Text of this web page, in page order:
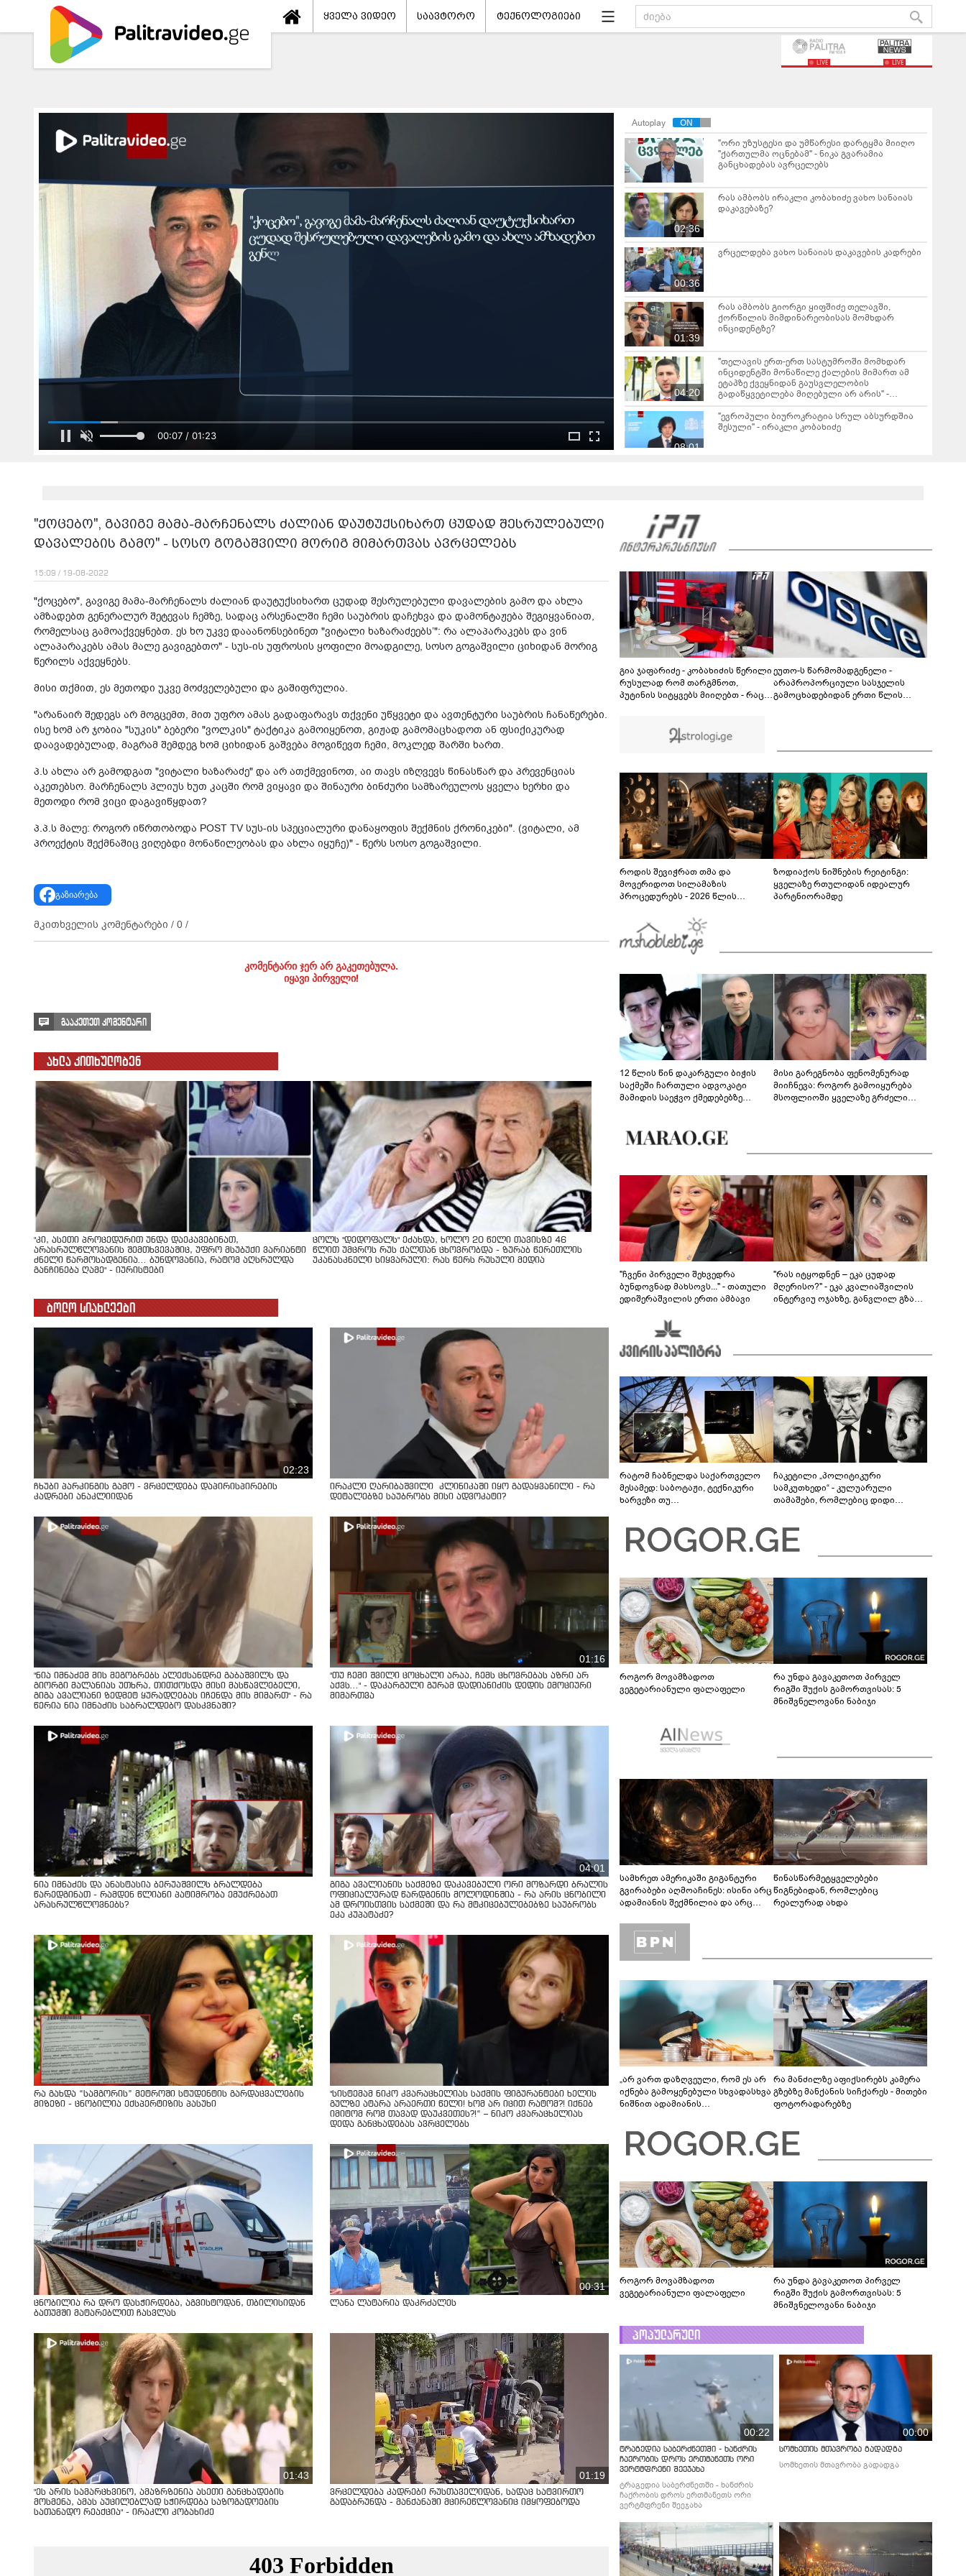
ყველა ვიდეო საავტორო ტექნოლოგიები
LIVE LIVE
00:09 / 01:23
Autoplay
"ორი უზუსტესი და უმწარესი დარტყმა მიიღო
"ქართულმა ოცნებამ" - ნიკა გვარამია
განცხადებას ავრცელებს
02:36
რას ამბობს ირაკლი კობახიძე ვახო სანაიას
დაკავებაზე?
00:36
ვრცელდება ვახო სანაიას დაკავების კადრები
01:39
რას ამბობს გიორგი ყიფშიძე თელავში,
ქორწილის მიმდინარეობისას მომხდარ
ინციდენტზე?
04:20
"თელავის ერთ-ერთ სასტუმროში მომხდარ
ინციდენტში მონაწილე ქალების მიმართ ამ
ეტაპზე ქვეყნიდან გაუსვლელობის
გადაწყვეტილება მიღებული არ არის" -
პროკურორი
08:01
"ევროპული ბიუროკრატია სრულ აბსურდშია
შესული" - ირაკლი კობახიძე
მიცემულია 28 პირი - რა დეტალები ხდება
"თელავში მშენებლობის ნებართვები
ნამდვილად არასწორად იყო გაცემული
რამდენიმე კომერციულ ობიექტზე" - ირაკლი
კობახიძე
08:58
ირაკლი კობახიძის ბრიფინგი - "არსებობს
ცნობილი გამონათქვამი - რასაც პეტრე ამბობს
პავლეზე, პეტრეზე მეტს ამბობს, ვიდრე
პავლეზე"
"ქოცებო", გავიგე მამა-მარჩენალს ძალიან დაუტუქსიხართ ცუდად შესრულებული
დავალების გამო" - სოსო გოგაშვილი მორიგ მიმართვას ავრცელებს
15:09 / 19-08-2022
"ქოცებო", გავიგე მამა-მარჩენალს ძალიან დაუტუქსიხართ ცუდად შესრულებული დავალების გამო და ახლა
ამზადებთ გენერალურ შეტევას ჩემზე, სადაც არსენალში ჩემი საუბრის დაჩეხვა და დამონტაჟება შეგიყვანიათ,
რომელსაც გამოაქვეყნებთ. ეს ხო უკვე დააანონსებინეთ "ვიტალი ხაზარაძეებს’": რა ალაპარაკებს და ვინ
ალაპარაკებს ამას მალე გავიგებთო" - სუს-ის უფროსის ყოფილი მოადგილე, სოსო გოგაშვილი ციხიდან მორიგ
წერილს აქვეყნებს.
მისი თქმით, ეს მეთოდი უკვე მოძველებული და გაშიფრულია.
"არანაირ შედეგს არ მოგცემთ, მით უფრო ამას გადაფარავს თქვენი უწყვეტი და ავთენტური საუბრის ჩანაწერები.
ისე ხომ არ ჯობია "სუკის" ბებერი "ვოლკის" ტაქტიკა გამოიყენოთ, გიჟად გამომაცხადოთ ან ფსიქიკურად
დაავადებულად, მაგრამ შემდეგ ხომ ციხიდან გაშვება მოგიწევთ ჩემი, მოკლედ შარში ხართ.
პ.ს ახლა არ გამოდგათ "ვიტალი ხაზარაძე" და არ ათქმევინოთ, აი თავს იზღვევს წინასწარ და პრევენციას
აკეთებსო. მარჩენალს პლიუს ხუთ კაცში რომ ვიყავი და შინაური ბინძური სამზარეულოს ყველა ხერხი და
მეთოდი რომ ვიცი დაგავიწყდათ?
პ.პ.ს მალე: როგორ იწრთობოდა POST TV სუს-ის სპეციალური დანაყოფის შექმნის ქრონიკები". (ვიტალი, ამ
პროექტის შექმნაშიც ვიღებდი მონაწილეობას და ახლა იყუჩე)" - წერს სოსო გოგაშვილი.
გაზიარება
მკითხველის კომენტარები / 0 /
კომენტარი ჯერ არ გაკეთებულა.
იყავი პირველი!
გააკეთეთ კომენტარი
ახლა კითხულობენ
"კი, ასეთი პროცედურით უნდა დაეკავებინათ,
არასრულწლოვანის შემთხვევაშიც, უფრო მსუბუქი ვარიანტი
ძნელი წარმოსადგენია... ბუნდოვანია, რატომ აღსრულდა
განჩინება ღამე" - იურისტები
ცოლს "დედოფალს" ეძახდა, ხოლო 20 წელი თავისზე 46
წლით უმცროს რუს ქალთან ცხოვრობდა - ზურაბ წერეთლის
უკანასკნელი სიყვარული: რას წერს რუსული მედია
ბოლო სიახლეები
02:23
ჩხუბი პარკინგის გამო - ვრცელდება დაპირისპირების
კადრები ანაკლიიდან
ირაკლი ღარიბაშვილი კლინიკაში იყო გადაყვანილი - რა
დეტალებზე საუბრობს მისი ადვოკატი?
"ნია იმნაძემ მის მეგობრებს ალექსანდრე გაბაშვილს და
გიორგი მალანიას უთხრა, თითქოსდა მისი მასწავლებელი,
გიგა ავალიანი ზედმეტ ყურადღებას იჩენდა მის მიმართ" - რა
წერია ნია იმნაძის საბრალდებო დასკვნაში?
01:16
"თუ ჩემი შვილი ცოცხალი არაა, ჩემს ცხოვრებას აზრი არ
აქვს..." - დაკარგული გურამ დადიანიძის დედის ემოციური
მიმართვა
ნია იმნაძეს და ანასტასია ბერუაშვილს ბრალდება
წარედგინათ - რამდენ წლიანი პატიმრობა ემუქრებათ
არასრულწლოვნებს?
04:01
გიგა ავალიანის საქმეზე დაკავებული ორი მოზარდი ბრალის
ოფიციალურად წარდგენის მოლოდინშია - რა არის ცნობილი
ამ დროისთვის საქმეში და რა მტკიცებულებებზე საუბრობს
ეკა კუპატაძე?
რა გახდა “სამგორის” მეტროში სტუდენტის გარდაცვალების
მიზეზი - ცნობილია ექსპერტიზის პასუხი
"სისტემამ ნიკო კვარაცხელიას საქმის ფიგურანტები ხელის
გულზე ატარა არაერთი წელი! ხომ არ იცით რატომ?! იქნებ
იმიტომ რომ თავად დაუკვეთეს?!“ – ნიკო კვარაცხელიას
დედა განცხადებას ავრცელებს
ცნობილია რა დრო დასჭირდება, აგვისტოდან, თბილისიდან
ბათუმში მატარებლით ჩასვლას
00:31
ლანა ლატარია დაკრძალეს
01:43
"ეს არის სამარცხვინო, ამაზრზენია ასეთი განცხადების
მოსმენა, ამას აუცილებლად სჭირდება საზოგადოების
სათანადო რეაქცია" - ირაკლი კობახიძე
01:19
ვრცელდება კადრები რუსთაველიდან, სადაც სატვირთო
გადაბრუნდა - მანქანაში მცირეწლოვანიც იმყოფებოდა
გია ჯაფარიძე - კობახიძის წერილი
რუსულად რომ თარგმნოთ,
პუტინის სიტყვებს მიიღებთ - რაც
მოვიმარაგო არა მხოლოდ
სანთლები, არამედ აღვადგინო
ეუთო-ს წარმომადგენელი -
არაპროპორციული სასჯელის
გამოცხადებიდან ერთი წლის
როდის შევიჭრათ თმა და
მოვერიდოთ სილამაზის
პროცედურებს - 2026 წლის
გზამკვლევი
ზოდიაქოს ნიშნების რეიტინგი:
ყველაზე რთულიდან იდეალურ
პარტნიორამდე
12 წლის წინ დაკარგული ბიჭის
საქმეში ჩართული ადვოკატი
მამიდის საეჭვო ქმედებებზე
მოწოდებაზე... წლობით
მიმდინარეობდა საქმის
მისი გარეგნობა ფენომენურად
მიიჩნევა: როგორ გამოიყურება
მსოფლიოში ყველაზე გრძელი
"ჩვენი პირველი შეხვედრა
ბუნდოვნად მახსოვს..." - თათული
ედიშერაშვილის ერთი ამბავი
"რას იტყოდნენ – ეკა ცუდად
მღერისო?" - ეკა კვალიაშვილის
ინტერვიუ ოჯახზე, განვლილ გზასა
რატომ ჩაბნელდა საქართველო
მესამედ: საბოტაჟი, ტექნიკური
ხარვეზი თუ
ჩაკეტილი „პოლიტიკური
სამკუთხედი“ - კულუარული
თამაშები, რომლებიც დიდი
როგორ მოვამზადოთ
ვეგეტარიანული ფალაფელი
რა უნდა გავაკეთოთ პირველ
რიგში შუქის გამორთვისას: 5
მნიშვნელოვანი ნაბიჯი
სამხრეთ ამერიკაში გიგანტური
გვირაბები აღმოაჩინეს: ისინი არც
ადამიანის შექმნილია და არც
ლაბირინთები?
წინასწარმეტყველებები
წიგნებიდან, რომლებიც
რეალურად ახდა
„არ ვართ დაზღვეული, რომ ეს არ
იქნება გამოყენებული სხვადასხვა
ნიშნით ადამიანის
უფსკრულისკენ მიდის“
რა მანძილზე აფიქსირებს კამერა
გზებზე მანქანის სიჩქარეს - მითები
ფოტორადარებზე
როგორ მოვამზადოთ
ვეგეტარიანული ფალაფელი
რა უნდა გავაკეთოთ პირველ
რიგში შუქის გამორთვისას: 5
მნიშვნელოვანი ნაბიჯი
პოპულარული
00:22
ტრაგედია საბერძნეთში - ხანძრის
ჩაქრობის დროს ერთმანეთს ორი
ვერტმფრენი შეეჯახა
ტრაგედია საბერძნეთში - ხანძრის
ჩაქრობის დროს ერთმანეთს ორი
ვერტმფრენი შეეჯახა
00:00
სომხეთის მთავრობა გადადგა
სომხეთის მთავრობა გადადგა